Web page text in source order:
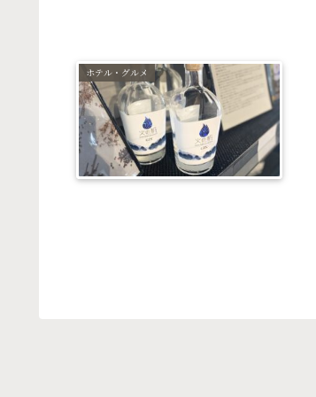
ホテル・グルメ